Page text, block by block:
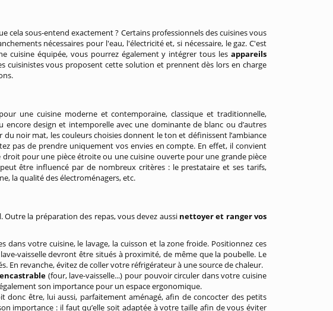
cela sous-entend exactement ? Certains professionnels des cuisines vous
nécessaires pour l'eau, l'électricité et, si nécessaire, le gaz. C'est
cuisine équipée, vous pourrez également y intégrer tous les appareils
cuisinistes vous proposent cette solution et prennent dès lors en charge
une cuisine moderne et contemporaine, classique et traditionnelle,
design et intemporelle avec une dominante de blanc ou d’autres
noir mat, les couleurs choisies donnent le ton et définissent l’ambiance
pas de prendre uniquement vos envies en compte. En effet, il convient
droit pour une pièce étroite ou une cuisine ouverte pour une grande pièce
être influencé par de nombreux critères : le prestataire et ses tarifs,
la qualité des électroménagers, etc.
la préparation des repas, vous devez aussi nettoyer et ranger vos
dans votre cuisine, le lavage, la cuisson et la zone froide. Positionnez ces
vaisselle devront être situés à proximité, de même que la poubelle. Le
En revanche, évitez de coller votre réfrigérateur à une source de chaleur.
(four, lave-vaisselle...) pour pouvoir circuler dans votre cuisine
son importance pour un espace ergonomique.
donc être, lui aussi, parfaitement aménagé, afin de concocter des petits
importance : il faut qu’elle soit adaptée à votre taille afin de vous éviter